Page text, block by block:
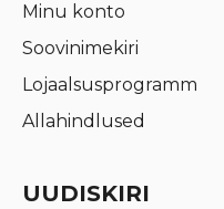
Minu konto
Soovinimekiri
Lojaalsusprogramm
Allahindlused
UUDISKIRI